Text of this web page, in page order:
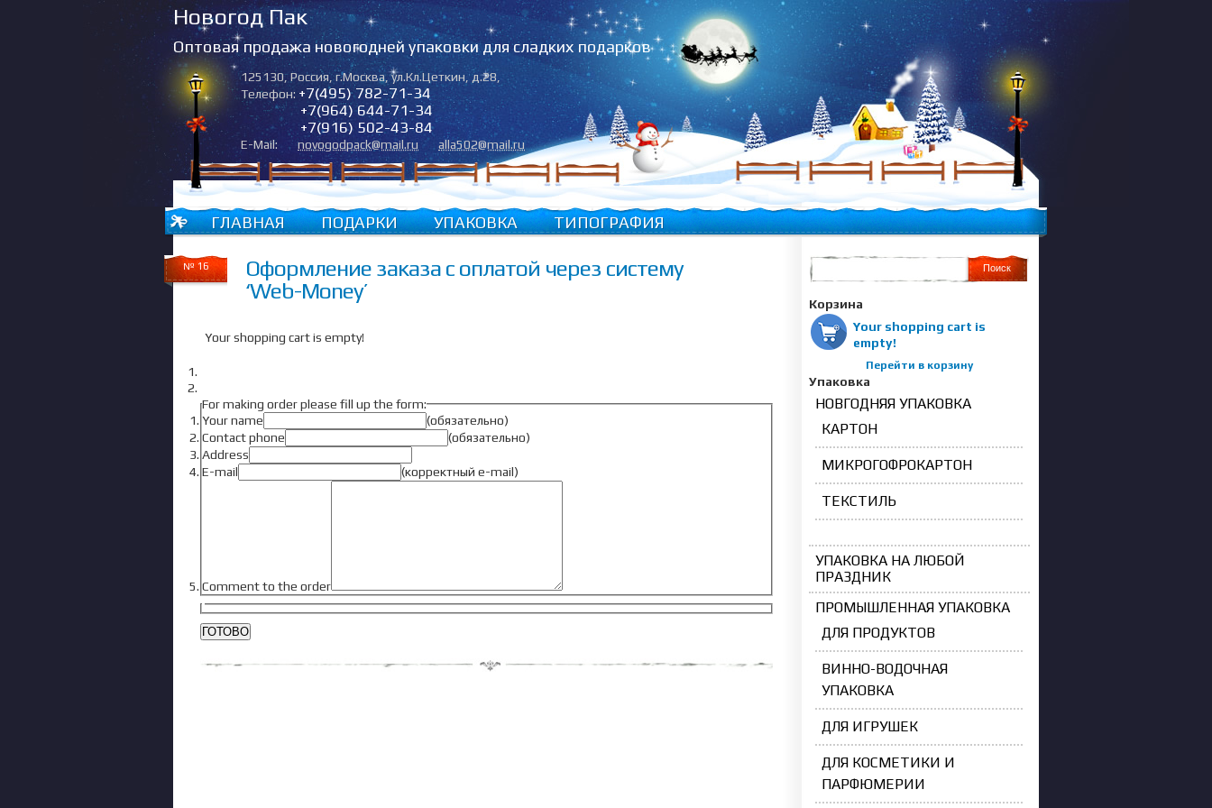
Новогод Пак
Оптовая продажа новогодней упаковки для сладких подарков
125130,Россия,г.Москва,ул.Кл.Цеткин, д.28
Телефон: +7(495) 782-71-34
+7(964) 644-71-34
+7(916) 502-43-84
E-Mail: novogodpack@mail.ru alla502@mail.ru
ГЛАВНАЯ ПОДАРКИ УПАКОВКА ТИПОГРАФИЯ
№ 16
Оформление заказа с оплатой через систему
‘Web-Money’
Your shopping cart is empty!
For making order please fill up the form:
Your name
(обязательно)
Contact phone
(обязательно)
Address
E-mail
(корректный e-mail)
Comment to the order
Корзина
Your shopping cart is
empty!
Перейти в корзину
Упаковка
НОВГОДНЯЯ УПАКОВКА
КАРТОН
МИКРОГОФРОКАРТОН
ТЕКСТИЛЬ
УПАКОВКА НА ЛЮБОЙ
ПРАЗДНИК
ПРОМЫШЛЕННАЯ УПАКОВКА
ДЛЯ ПРОДУКТОВ
ВИННО-ВОДОЧНАЯ
УПАКОВКА
ДЛЯ ИГРУШЕК
ДЛЯ КОСМЕТИКИ И
ПАРФЮМЕРИИ